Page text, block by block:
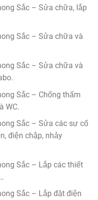
Sắc – Sửa chữa, lắp
Sắc – Sửa chữa và
Sắc – Sửa chữa và
Sắc – Chống thấm
WC.
Sắc – Sửa các sự cố
điện chập, nhảy
Sắc – Lắp các thiết
Sắc – Lắp đặt điện